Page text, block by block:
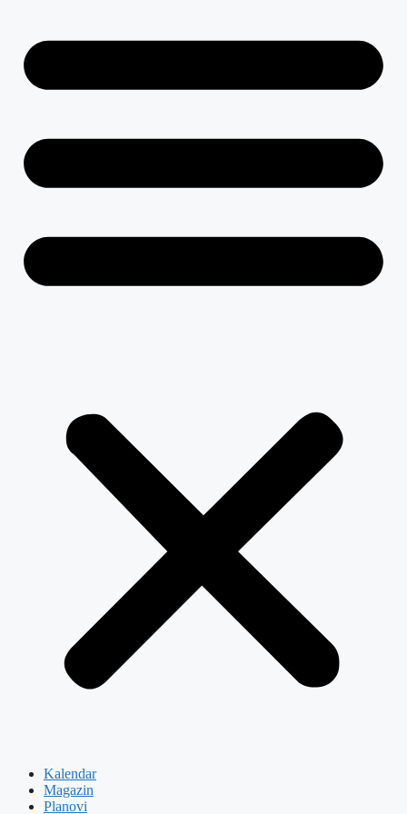
Kalendar
Magazin
Planovi